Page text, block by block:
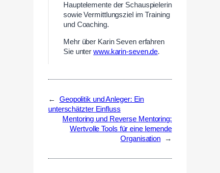
Hauptelemente der Schauspielerin
sowie Vermittlungsziel im Training
und Coaching.
Mehr über Karin Seven erfahren
Sie unterwww.karin-seven.de.
←
Geopolitik und Anleger: Ein
unterschätzter Einfluss
Mentoring und Reverse Mentoring:
Wertvolle Tools für eine lernende
Organisation
→